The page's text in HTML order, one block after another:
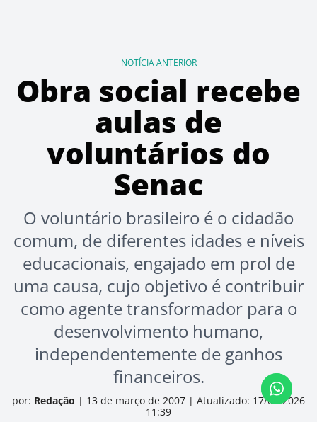
NOTÍCIA ANTERIOR
Obra social recebe
aulas de
voluntários do
Senac
O voluntário brasileiro é o cidadão
comum, de diferentes idades e níveis
educacionais, engajado em prol de
uma causa, cujo objetivo é contribuir
como agente transformador para o
desenvolvimento humano,
independentemente de ganhos
financeiros.
por: Redação | 13 de março de 2007 | Atualizado: 17/06/2026
11:39